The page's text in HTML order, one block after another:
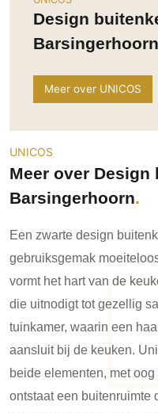
Woondecoratie
Inrichting
Roomdividers
Verlichting
Haarden
Glas
Trappen
Keuken
Keukens
Keukenapparatuur
Keukenbladen
Keukenaccessoires
Keukenkranen
Ramen
Buitendeuren
Deursystemen
Glazen wandsystemen
Zonwering
Buitenshutters
Gevel
Gevelbekleding
Gevelstenen
Houten gevelbekleding
Tuinmeubelen
Tuinverlichting
Omheining
buitenvloeren
Vlonders
Zonwering
Zonwering buiten
Kinderkamer
Serre/Veranda
Thuisbioscoop
Toilet
Wellness
Werkkamer
Wijnkelder
Woonkamer
Buitenkijken
Bijgebouw / Poolhouse
Terrasoverkapping
Tuin
Villa
Zwembad
Zakelijk
Design
Barsingerhoorn
Meer over UNICOS
UNICOS
Meer over
Barsingerhoorn
Een zwarte design
gebruiksgemak
vormt het hart van de
die uitnodigt tot gezellig
tuinkamer, waarin een
aansluit bij de keuken.
beide elementen, met
ontstaat een buitenruimte